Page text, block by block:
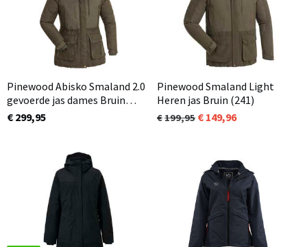
Pinewood Abisko Smaland 2.0
gevoerde jas dames Bruin
(241) met nepbont
€ 299,95
Pinewood Smaland Light
Heren jas Bruin (241)
199,95 149,96